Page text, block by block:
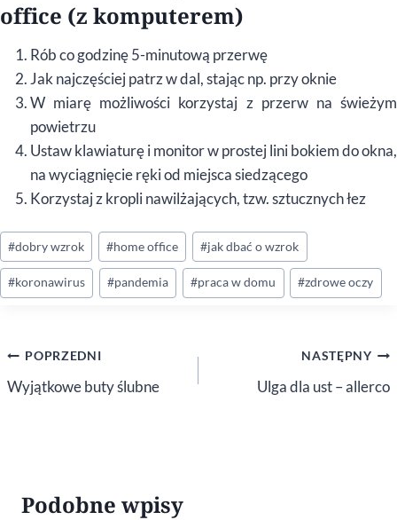
office (z komputerem)
Rób co godzinę 5-minutową przerwę
Jak najczęściej patrz w dal, stając np. przy oknie
W miarę możliwości korzystaj z przerw na świeżym
powietrzu
Ustaw klawiaturę i monitor w prostej lini bokiem do okna,
na wyciągnięcie ręki od miejsca siedzącego
Korzystaj z kropli nawilżających, tzw. sztucznych łez
Tagi
wpisu:
#dobry wzrok #home office #jak dbać o wzrok
#koronawirus #pandemia #praca w domu #zdrowe oczy
Nawigacja
wpisu
POPRZEDNI
Wyjątkowe buty ślubne
NASTĘPNY
Ulga dla ust – allerco
Podobne wpisy